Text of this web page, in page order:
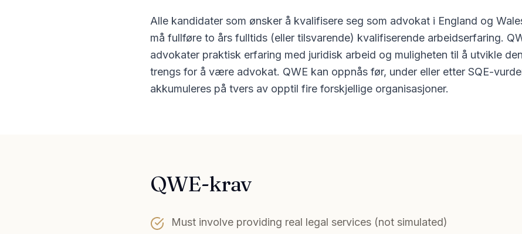
Alle kandidater som ønsker å kvalifisere seg som advokat i England og
må fullføre to års fulltids (eller tilsvarende) kvalifiserende arbeidserfaring.
advokater praktisk erfaring med juridisk arbeid og muligheten til å utvikle
trengs for å være advokat. QWE kan oppnås før, under eller etter SQE-
akkumuleres på tvers av opptil fire forskjellige organisasjoner.
QWE-krav
Must involve providing real legal services (not simulated)